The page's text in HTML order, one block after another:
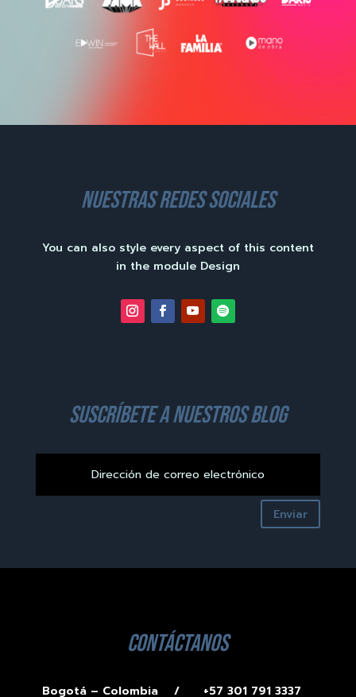
nuestras redes sociales
You can also style every aspect of this content
in the module Design
suscríbete a nuestros blog
Enviar
contáctanos
Bogotá – Colombia / +57 301 791 3337